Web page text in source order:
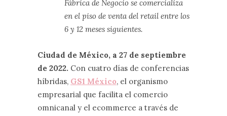
Fábrica de Negocio se comercializa
en el piso de venta del retail entre los
6 y 12 meses siguientes.
Ciudad de México, a 27 de septiembre
de 2022. Con cuatro días de conferencias
híbridas, GS1 México, el organismo
empresarial que facilita el comercio
omnicanal y el ecommerce a través de